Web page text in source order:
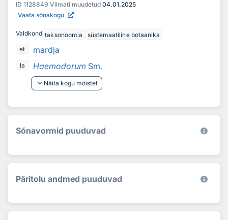
ID 1128849 Viimati muudetud 04.01.2025
Vaata sõnakogu
Valdkond taksonoomia
süstemaatiline botaanika
et
mardja
la Haemodorum Sm.
keyboard_arrow_down Näita kogu mõistet
Sõnavormid puuduvad
Päritolu andmed puuduvad